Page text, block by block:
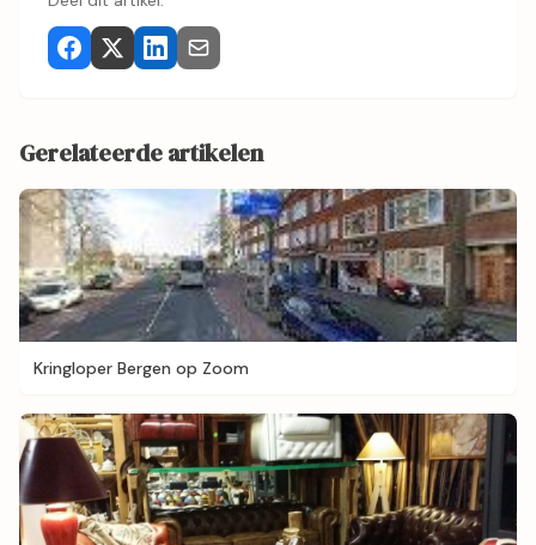
Gerelateerde artikelen
Kringloper Bergen op Zoom